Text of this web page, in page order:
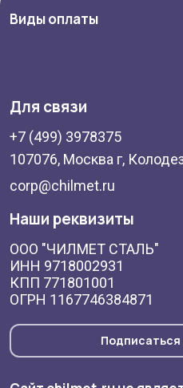
Для связи
+7 (499) 3978375
107076, Москва г,
corp@chilmet.ru
Наши реквизиты
ООО "ЧИЛМЕТ СТАЛЬ"
ИНН 9718002931
КПП 771801001
ОГРН 1167746384871
Виды оплаты